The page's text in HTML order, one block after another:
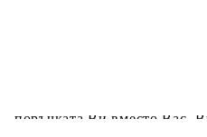
поръчката Ви вместо Вас.